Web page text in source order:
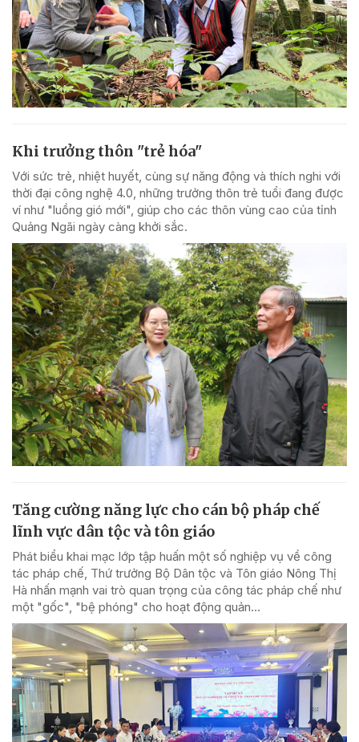
Khi trưởng thôn "trẻ hóa"
Với sức trẻ, nhiệt huyết, cùng sự năng động và thích nghi với
thời đại công nghệ 4.0, những trưởng thôn trẻ tuổi đang được
ví như "luồng gió mới", giúp cho các thôn vùng cao của tỉnh
Quảng Ngãi ngày càng khởi sắc.
Tăng cường năng lực cho cán bộ pháp chế
lĩnh vực dân tộc và tôn giáo
Phát biểu khai mạc lớp tập huấn một số nghiệp vụ về công
tác pháp chế, Thứ trưởng Bộ Dân tộc và Tôn giáo Nông Thị
Hà nhấn mạnh vai trò quan trọng của công tác pháp chế như
một "gốc", "bệ phóng" cho hoạt động quản...